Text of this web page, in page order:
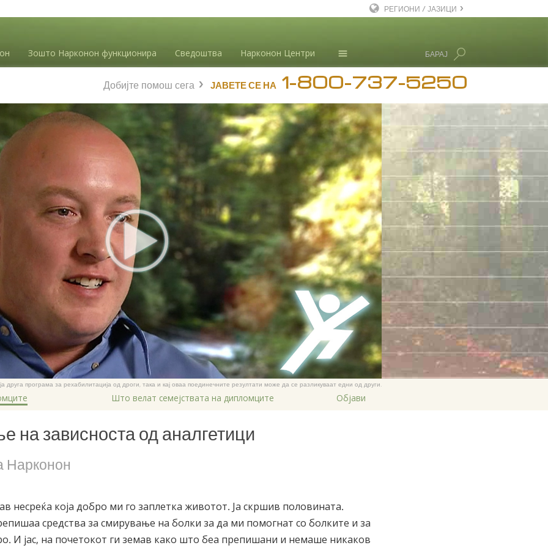
Зошто Нарконон функционира Сведоштва Нарконон Центри
Новости
БАРАЈ
РЕГИОНИ / ЈАЗИЦИ
Deutsch
Español
Français
Hebrew
Magyar
Italiano
日本語 (Japanese)
Macedonian
Nederlands
Norsk
Portuguès
Русский (Russian)
Svenska
繁體中文 (Chinese)
Сите региони/јазици
ЈАВЕТЕ СЕ НА 1-800-737-5250
Добијте помош сега
друга програма за рехабилитација од дроги, така и кај оваа поединечните резултати може да се разликуваат едни од други.
Што велат семејствата на дипломците Објави
на зависноста од аналгетици
Нарконон
несреќа која добро ми го заплетка животот. Ја скршив половината.
средства за смирување на болки за да ми помогнат со болките и за
И јас, на почетокот ги земав како што беа препишани и немаше никаков